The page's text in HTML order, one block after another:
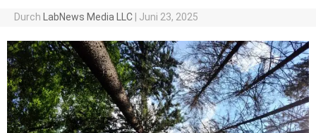
Durch LabNews Media LLC Juni 23, 2025